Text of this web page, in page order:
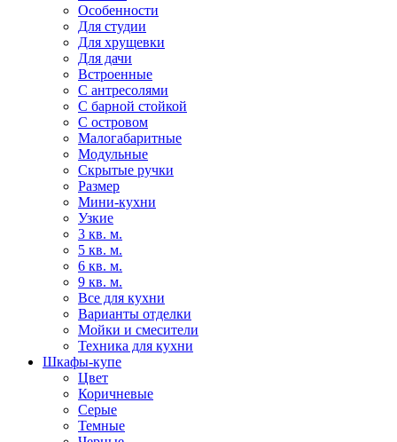
Особенности
Для студии
Для хрущевки
Для дачи
Встроенные
С антресолями
С барной стойкой
С островом
Малогабаритные
Модульные
Скрытые ручки
Размер
Мини-кухни
Узкие
3 кв. м.
5 кв. м.
6 кв. м.
9 кв. м.
Все для кухни
Варианты отделки
Мойки и смесители
Техника для кухни
Шкафы-купе
Цвет
Коричневые
Серые
Темные